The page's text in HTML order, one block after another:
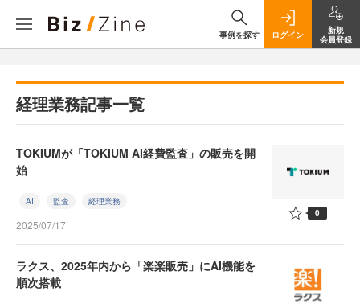
事例を探す ログイン
新規
会員登録
経理業務記事一覧
TOKIUMが「TOKIUM AI経費監査」の販売を開
始
AI 監査 経理業務
2025/07/17
0
ラクス、2025年内から「楽楽販売」にAI機能を
順次搭載